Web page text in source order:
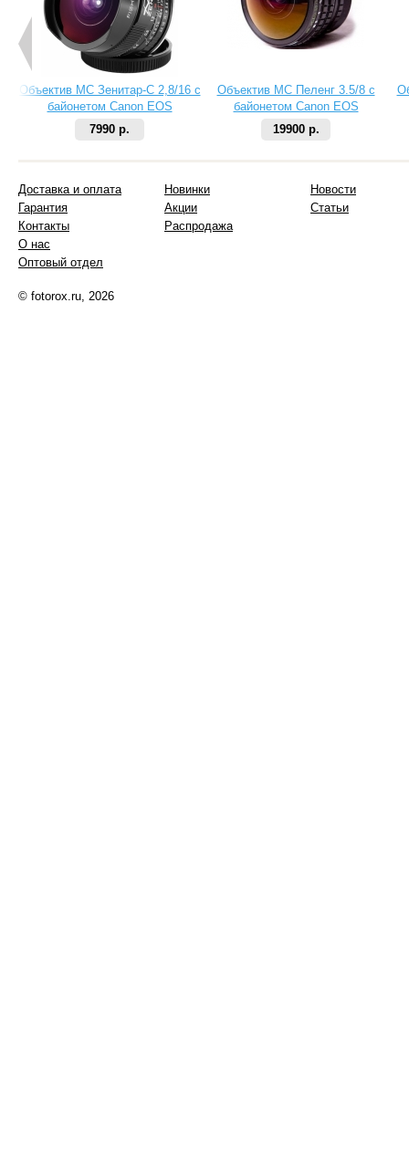
Объектив МС Зенитар-C 2,8/16 с
байонетом Canon EOS
7990 р.
Объектив МС Пеленг 3.5/8 с
байонетом Canon EOS
19900 р.
Доставка и оплата
Гарантия
Контакты
О нас
Оптовый отдел
Новинки
Акции
Распродажа
Новости
Статьи
© fotorox.ru, 2026